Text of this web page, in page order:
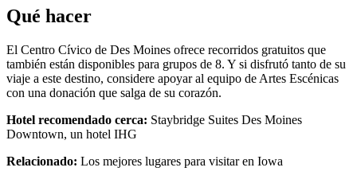
Qué hacer
El Centro Cívico de Des Moines ofrece recorridos gratuitos que
también están disponibles para grupos de 8. Y si disfrutó tanto de su
viaje a este destino, considere apoyar al equipo de Artes Escénicas
con una donación que salga de su corazón.
Hotel recomendado cerca: Staybridge Suites Des Moines
Downtown, un hotel IHG
Relacionado: Los mejores lugares para visitar en Iowa